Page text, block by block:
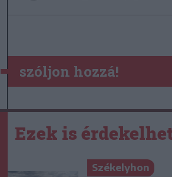
szóljon hozzá!
Ezek is
Székelyhon